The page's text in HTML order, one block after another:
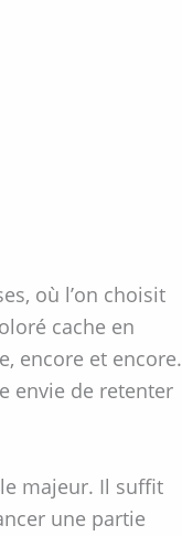
où l’on choisit
cache en
encore et encore.
envie de retenter
majeur. Il suffit
une partie